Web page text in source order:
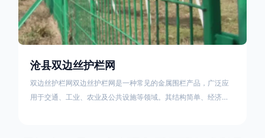
沧县双边丝护栏网
双边丝护栏网双边丝护栏网是一种常见的金属围栏产品，广泛应
用于交通、工业、农业及公共设施等领域。其结构简单、经济实